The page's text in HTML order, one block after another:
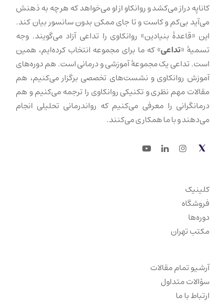
کاناپه دراز می‌کشد و روانکاو از او می‌خواهد که هر چه به ذهنش
می‌آید بی‌کم و کاست و تا جای ممکن بدون سانسور بیان کند.
این «قاعدهٔ بنیادین» روانکاوی را تداعی آزاد می‌گویند. وجه
تسمیهٔ «تداعی» که ما برای مجموعه انتخاب کرده‌ایم، همین
است. تداعی یک مجموعهٔ آموزشی و درمانی است. هم دوره‌های
آموزش روانکاوی و نشست‌های تخصصی برگزار می‌کنیم، هم
مقالات مهم نظری و تکنیکی روانکاوی را ترجمه می‌کنیم و هم
درمانگرانی را معرفی می‌کنیم که رواندرمانی تحلیلی انجام
می‌دهند و با ما همکاری می‌کنند.
Twitter
Instagram
LinkedIn
Youtube
کلینیک
فروشگاه
دوره‌ها
مکتب تهران
آرشیو تمام مقالات
سؤالات متداول
ارتباط با ما